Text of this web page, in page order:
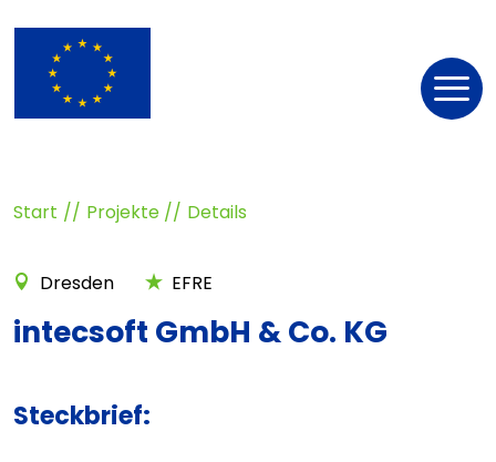
Start Projekte Details
Dresden EFRE
intecsoft GmbH & Co. KG
Steckbrief: